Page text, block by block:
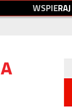
WSPIERAJ